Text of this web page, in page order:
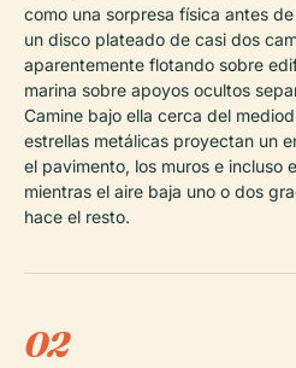
como una sorpresa física antes
un disco plateado de casi dos
aparentemente flotando sobre
marina sobre apoyos ocultos
Camine bajo ella cerca del
estrellas metálicas proyectan un
el pavimento, los muros e incluso
mientras el aire baja uno o dos
hace el resto.
02